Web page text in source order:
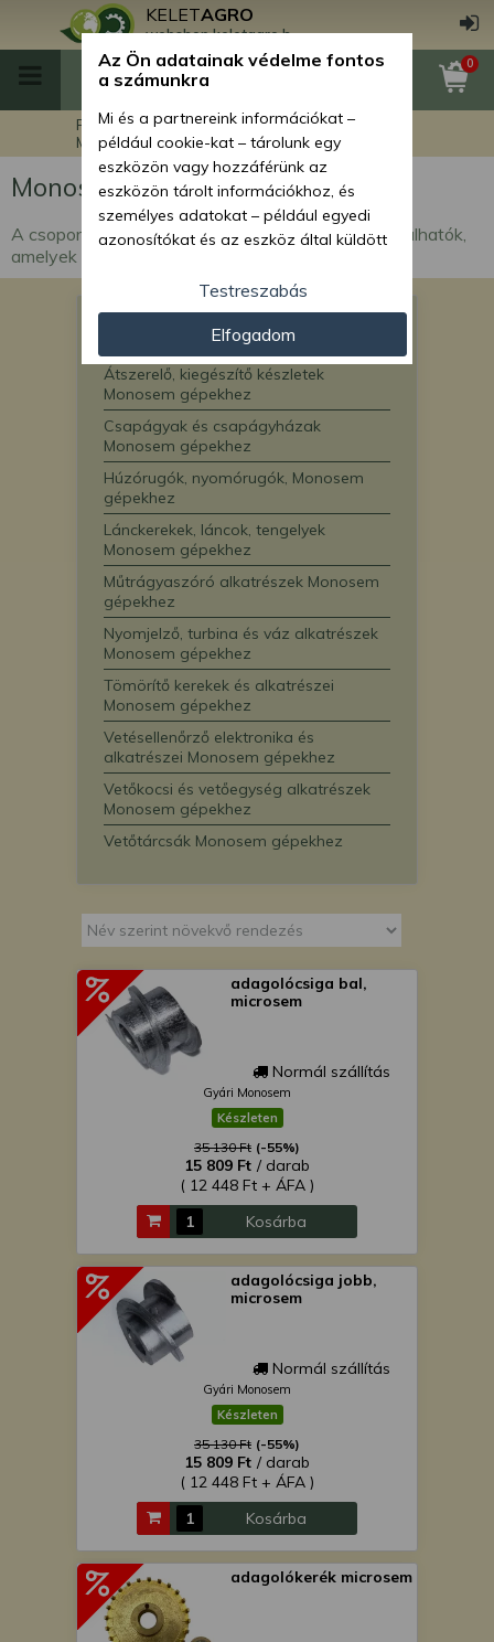
KELETAGRO
webshop.keletagro.hu
0
Főoldal
Munkagép alkatrészek
Monosem vetőgép alkatrészek
Monosem vetőgép alkatrészek
A csoportban vetőgép és kultivátor alkatrészei találhatók,
amelyek kompatibilisek Monosem gépekhez.
vetőgépekhez, verhetetlen áron
Átszerelő, kiegészítő készletek
Monosem gépekhez
Csapágyak és csapágyházak
Monosem gépekhez
Húzórugók, nyomórugók, Monosem
gépekhez
Lánckerekek, láncok, tengelyek
Monosem gépekhez
Műtrágyaszóró alkatrészek Monosem
gépekhez
Nyomjelző, turbina és váz alkatrészek
Monosem gépekhez
Tömörítő kerekek és alkatrészei
Monosem gépekhez
Vetésellenőrző elektronika és
alkatrészei Monosem gépekhez
Vetőkocsi és vetőegység alkatrészek
Monosem gépekhez
Vetőtárcsák Monosem gépekhez
adagolócsiga bal,
microsem
Normál szállítás
Gyári Monosem
Készleten
35 130 Ft (-55%)
15 809 Ft / darab
( 12 448 Ft + ÁFA )
Kosárba
adagolócsiga jobb,
microsem
Normál szállítás
Gyári Monosem
Készleten
35 130 Ft (-55%)
15 809 Ft / darab
( 12 448 Ft + ÁFA )
Kosárba
adagolókerék microsem
Az Ön adatainak védelme fontos
a számunkra
Mi és a partnereink információkat –
például cookie-kat – tárolunk egy
eszközön vagy hozzáférünk az
eszközön tárolt információkhoz, és
személyes adatokat – például egyedi
azonosítókat és az eszköz által küldött
személyre szabott hirdetések és
tartalom nyújtásához, hirdetés- és
tartalomméréshez, nézettségi adatok
gyűjtéséhez, valamint termékek
kifejlesztéséhez és a termékek
javításához. Az Ön engedélyével mi és a
partnereink eszközleolvasásos
módszerrel szerzett pontos geolokációs
adatokat és azonosítási információkat
is felhasználhatunk. A megfelelő helyre
kattintva hozzájárulhat ahhoz, hogy mi
és a partnereink a fent leírtak szerint
adatkezelést végezzünk. Másik
lehetőségként a hozzájárulás
megadása vagy elutasítása előtt
részletesebb információkhoz juthat, és
megváltoztathatja beállításait. Felhívjuk
figyelmét, hogy személyes adatainak
bizonyos kezeléséhez nem feltétlenül
szükséges az Ön hozzájárulása, de
jogában áll tiltakozni az ilyen jellegű
adatkezelés ellen. A beállításai csak erre
a weboldalra érvényesek. Erre a
webhelyre visszatérve vagy az
beállításait.
Testreszabás
Elfogadom